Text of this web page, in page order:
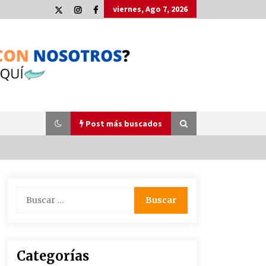
viernes, Ago 7, 2026
Post más buscados
Plaga de pulgas en el festival
Interestelar de Sevilla: «Pensé que
liquidación al no tener que pagar
Categorías